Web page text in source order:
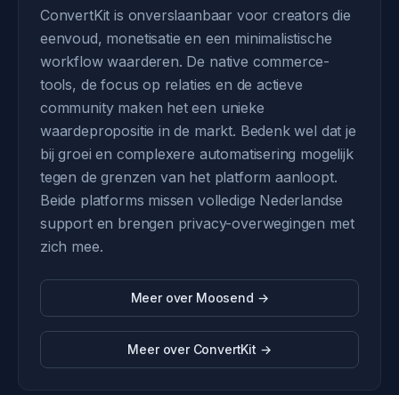
ConvertKit is onverslaanbaar voor creators die
eenvoud, monetisatie en een minimalistische
workflow waarderen. De native commerce-
tools, de focus op relaties en de actieve
community maken het een unieke
waardepropositie in de markt. Bedenk wel dat je
bij groei en complexere automatisering mogelijk
tegen de grenzen van het platform aanloopt.
Beide platforms missen volledige Nederlandse
support en brengen privacy-overwegingen met
zich mee.
Meer over Moosend →
Meer over ConvertKit →